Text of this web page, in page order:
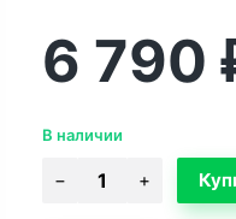
6 790
В наличии